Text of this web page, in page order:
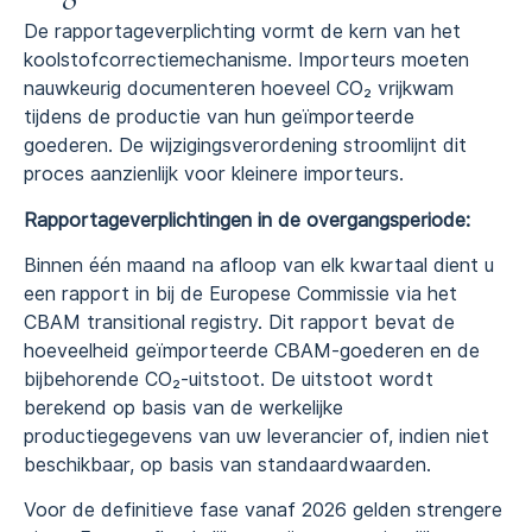
De rapportageverplichting vormt de kern van het
koolstofcorrectiemechanisme. Importeurs moeten
nauwkeurig documenteren hoeveel CO₂ vrijkwam
tijdens de productie van hun geïmporteerde
goederen. De wijzigingsverordening stroomlijnt dit
proces aanzienlijk voor kleinere importeurs.
Rapportageverplichtingen in de overgangsperiode:
Binnen één maand na afloop van elk kwartaal dient u
een rapport in bij de Europese Commissie via het
CBAM transitional registry. Dit rapport bevat de
hoeveelheid geïmporteerde CBAM-goederen en de
bijbehorende CO₂-uitstoot. De uitstoot wordt
berekend op basis van de werkelijke
productiegegevens van uw leverancier of, indien niet
beschikbaar, op basis van standaardwaarden.
Voor de definitieve fase vanaf 2026 gelden strengere